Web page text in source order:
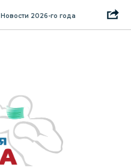
2026-го года